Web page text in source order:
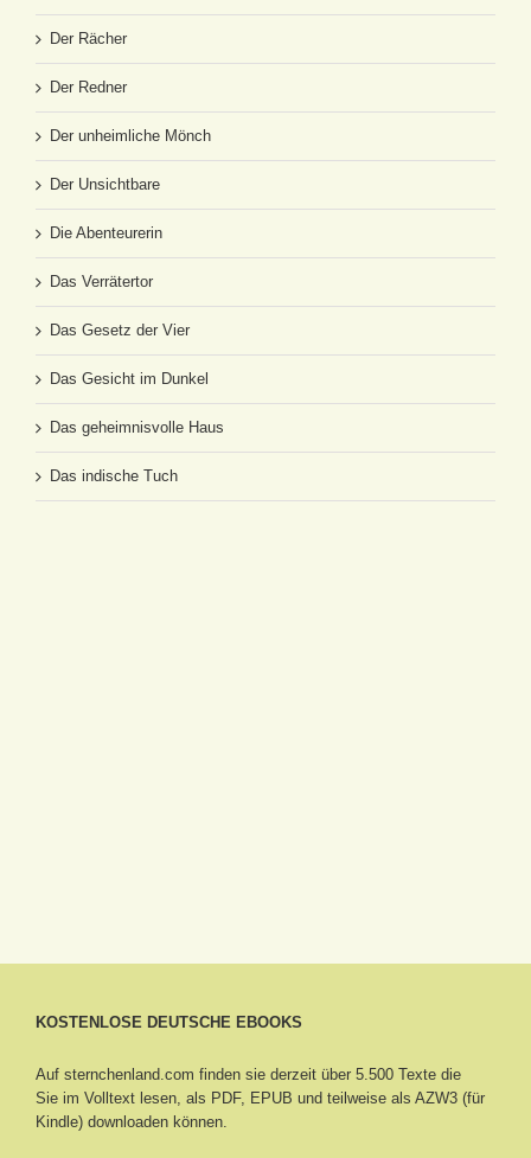
Der Rächer
Der Redner
Der unheimliche Mönch
Der Unsichtbare
Die Abenteurerin
Das Verrätertor
Das Gesetz der Vier
Das Gesicht im Dunkel
Das geheimnisvolle Haus
Das indische Tuch
KOSTENLOSE DEUTSCHE EBOOKS
Auf sternchenland.com finden sie derzeit über 5.500 Texte die
Sie im Volltext lesen, als PDF, EPUB und teilweise als AZW3 (für
Kindle) downloaden können.